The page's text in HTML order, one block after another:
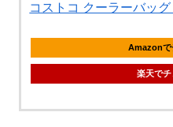
コストコ クーラーバッグ
Amazonで
楽天で